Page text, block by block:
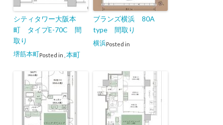
シティタワー大阪本
町 タイプE-70C 間
取り
Posted in
堺筋本町 本町
ブランズ横浜 80A
type 間取り
Posted in
横浜